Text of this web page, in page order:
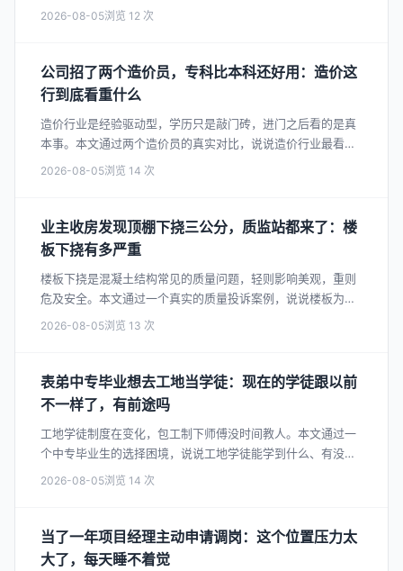
赚不赚钱、以及需要什么样的人才。
2026-08-05 12
公司招了两个造价员，专科比本科还好用：造价这
行到底看重什么
造价行业是经验驱动型，学历只是敲门砖，进门之后看的是真
本事。本文通过两个造价员的真实对比，说说造价行业最看重
的能力是什么、学历到底有多大用、以及怎么提升自己的竞争
2026-08-05 14
业主收房发现顶棚下挠三公分，质监站都来了：楼
板下挠有多严重
楼板下挠是混凝土结构常见的质量问题，轻则影响美观，重则
危及安全。本文通过一个真实的质量投诉案例，说说楼板为什
么会下挠、下挠了怎么办、以及施工中怎么预防。
2026-08-05 13
表弟中专毕业想去工地当学徒：现在的学徒跟以前
不一样了，有前途吗
工地学徒制度在变化，包工制下师傅没时间教人。本文通过一
个中专毕业生的选择困境，说说工地学徒能学到什么、有没有
前途、以及想当学徒该怎么选。
2026-08-05 14
当了一年项目经理主动申请调岗：这个位置压力太
大了，每天睡不着觉